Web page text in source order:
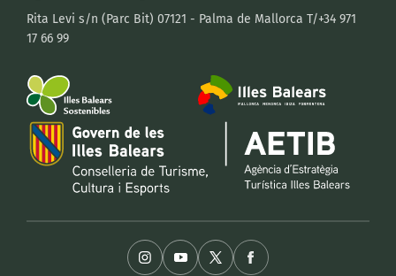
Rita Levi s/n (Parc Bit) 07121 - Palma de Mallorca T/+34 971
17 66 99